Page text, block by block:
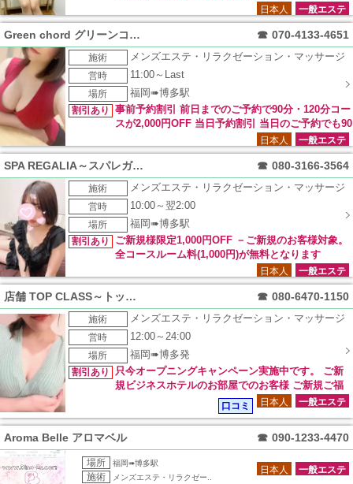
0円～ 西区、早良区、城南区 3000円～ チェンジ 3000円 キャ
ンセル 3000円交通費
一般エステ
日本人
Green chord グリーンコード ☎ 070-4133-4651
施術
メンズエステ・リラクゼーション・マッサージ
営時
11:00～Last
場所
福岡➠博多駅
割引あり
事前予約割引 前日までのご予約で90分・120分コー
スが2,000円OFF 当日予約割引 当日のご予約でも90
一般エステ
日本人
SPA REGALIA～スパレガリア～ ☎ 080-3166-3564
施術
メンズエステ・リラクゼーション・マッサージ
営時
10:00～翌2:00
場所
福岡➠博多駅
割引あり
ご新規様限定1,000円OFF －ご新規のお客様対象。
全コースルーム料(1,000円)が無料となります
一般エステ
日本人
店舗 TOP CLASS～トップクラス～ ☎ 080-6470-1150
施術
メンズエステ・リラクゼーション・マッサージ
営時
12:00～24:00
場所
福岡➠博多発
割引あり
只今オープニングキャンペーン実施中です。 ご新
規ビジネスホテルのお部屋でのお客様 ご新規ご福
岡市内中心部のご自宅のお客様 リピートご利用の皆様 ※通常
一般エステ
日本人
口コミ
Aroma Belle アロマベル ☎ 090-1233-4470
場所 福岡➠博多駅
施術 メンズエステ・リラクゼー..
一般エステ
日本人